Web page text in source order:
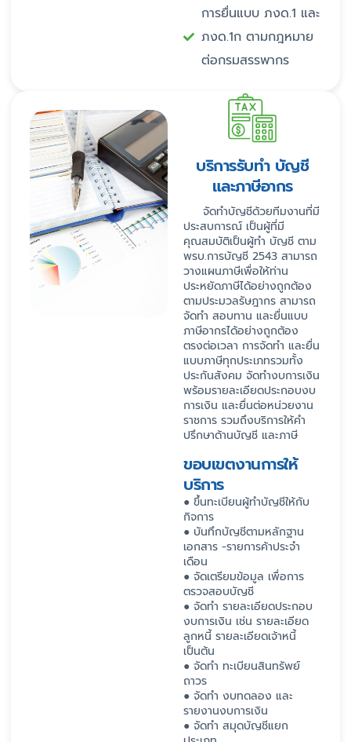
การยื่นแบบ ภงด.1 และ
ภงด.1ก ตามกฎหมาย
ต่อกรมสรรพากร
บริการรับทำ บัญชี
และภาษีอากร
จัดทำบัญชีด้วยทีมงานที่มี
ประสบการณ์ เป็นผู้ที่มี
คุณสมบัติเป็นผู้ทำ บัญชี ตาม
พรบ.การบัญชี 2543 สามารถ
วางแผนภาษีเพื่อให้ท่าน
ประหยัดภาษีได้อย่างถูกต้อง
ตามประมวลรัษฎากร สามารถ
จัดทำ สอบทาน และยื่นแบบ
ภาษีอากรได้อย่างถูกต้อง
ตรงต่อเวลา การจัดทำ และยื่น
แบบภาษีทุกประเภทรวมทั้ง
ประกันสังคม จัดทำงบการเงิน
พร้อมรายละเอียดประกอบงบ
การเงิน และยื่นต่อหน่วยงาน
ราชการ รวมถึงบริการให้คำ
ปรึกษาด้านบัญชี และภาษี
ขอบเขตงานการให้
บริการ
● ขึ้นทะเบียนผู้ทำบัญชีให้กับ
กิจการ
● บันทึกบัญชีตามหลักฐาน
เอกสาร -รายการค้าประจำ
เดือน
● จัดเตรียมข้อมูล เพื่อการ
ตรวจสอบบัญชี
● จัดทำ รายละเอียดประกอบ
งบการเงิน เช่น รายละเอียด
ลูกหนี้ รายละเอียดเจ้าหนี้
เป็นต้น
● จัดทำ ทะเบียนสินทรัพย์
ถาวร
● จัดทำ งบทดลอง และ
รายงานงบการเงิน
● จัดทำ สมุดบัญชีแยก